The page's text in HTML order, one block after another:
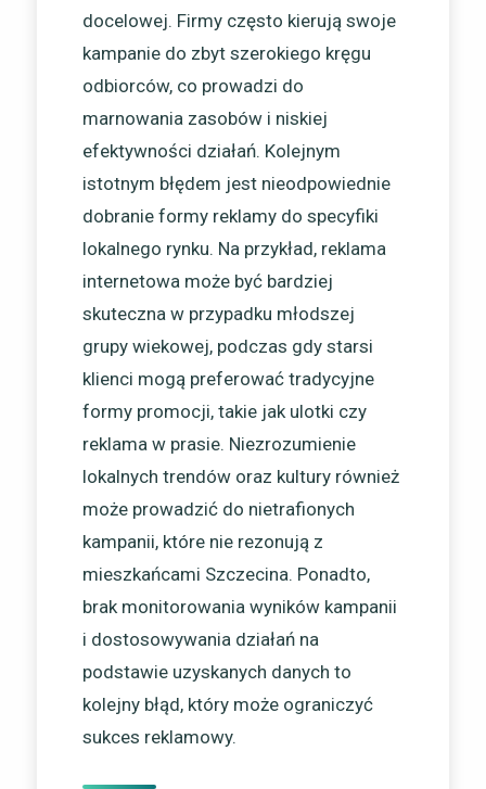
docelowej. Firmy często kierują swoje
kampanie do zbyt szerokiego kręgu
odbiorców, co prowadzi do
marnowania zasobów i niskiej
efektywności działań. Kolejnym
istotnym błędem jest nieodpowiednie
dobranie formy reklamy do specyfiki
lokalnego rynku. Na przykład, reklama
internetowa może być bardziej
skuteczna w przypadku młodszej
grupy wiekowej, podczas gdy starsi
klienci mogą preferować tradycyjne
formy promocji, takie jak ulotki czy
reklama w prasie. Niezrozumienie
lokalnych trendów oraz kultury również
może prowadzić do nietrafionych
kampanii, które nie rezonują z
mieszkańcami Szczecina. Ponadto,
brak monitorowania wyników kampanii
i dostosowywania działań na
podstawie uzyskanych danych to
kolejny błąd, który może ograniczyć
sukces reklamowy.